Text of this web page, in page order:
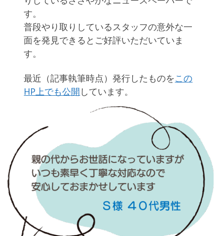
す。
普段やり取りしているスタッフの意外な一
面を発見できるとご好評いただいていま
す。
最近（記事執筆時点）発行したものをこの
HP上でも公開 しています。